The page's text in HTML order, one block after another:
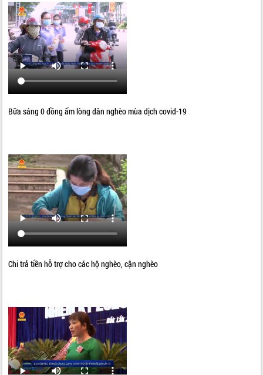
Bữa sáng 0 đồng ấm lòng dân nghèo mùa dịch covid-19
Chi trả tiền hỗ trợ cho các hộ nghèo, cận nghèo